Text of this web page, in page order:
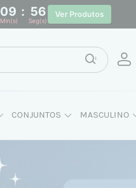
09 : 55
Min(s) Seg(s)
Ver Produtos
CONJUNTOS MASCULINO